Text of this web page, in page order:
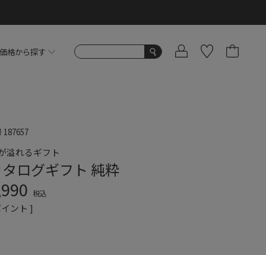
価格から探す
187657
溢れるギフト
ログギフト 純粋
税込
ント ]